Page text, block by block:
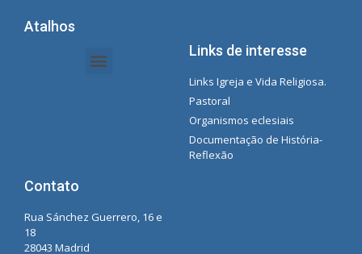
Atalhos
Links de interesse
Links Igreja e Vida Religiosa.
Pastoral
Organismos eclesiais
Documentação de História-
Reflexão
Contato
Rua Sánchez Guerrero, 16 e
18
28043 Madrid